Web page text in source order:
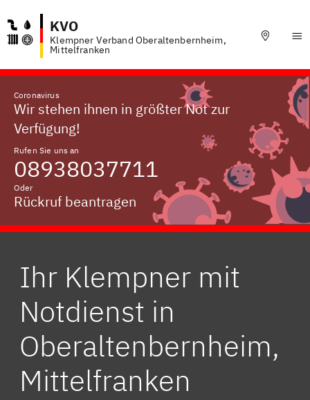
KVO
Klempner Verband Oberaltenbernheim,
Mittelfranken
Coronavirus
Wir stehen ihnen in größter Not zur
Verfügung!
Rufen Sie uns an
08938037711
Oder
Rückruf beantragen
Ihr Klempner mit
Notdienst in
Oberaltenbernheim,
Mittelfranken